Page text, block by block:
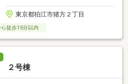
東京都狛江市猪方２丁目
徒歩15分以内
２号棟